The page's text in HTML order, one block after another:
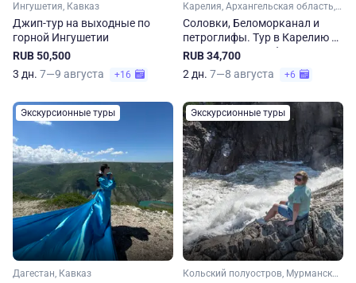
Ингушетия, Кавказ
Джип-тур на выходные по
горной Ингушетии
RUB 50,500
3 дн. 7—9 августа +16
Карелия, Архангельская область, Арктика
Соловки, Беломорканал и
петроглифы. Тур в Карелию и
Архангельскую область
RUB 34,700
2 дн. 7—8 августа +6
Экскурсионные туры
Дагестан, Кавказ
Экскурсионные туры
Кольский полуостров, Мурманская область, Арктика